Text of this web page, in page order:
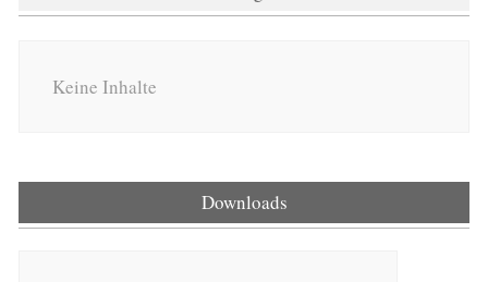
Keine Inhalte
Downloads